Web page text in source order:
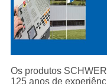
Os produtos
125 anos de